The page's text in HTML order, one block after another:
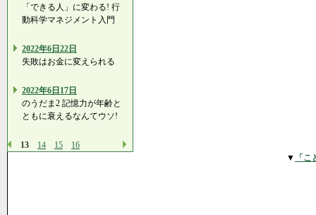
「できる人」に変わる! 行
動科学マネジメント入門
2022年6日22日
失敗はお金に変えられる
2022年6日17日
のうだま2 記憶力が年齢と
ともに衰えるなんてウソ!
13 14 15 16
▼ 「